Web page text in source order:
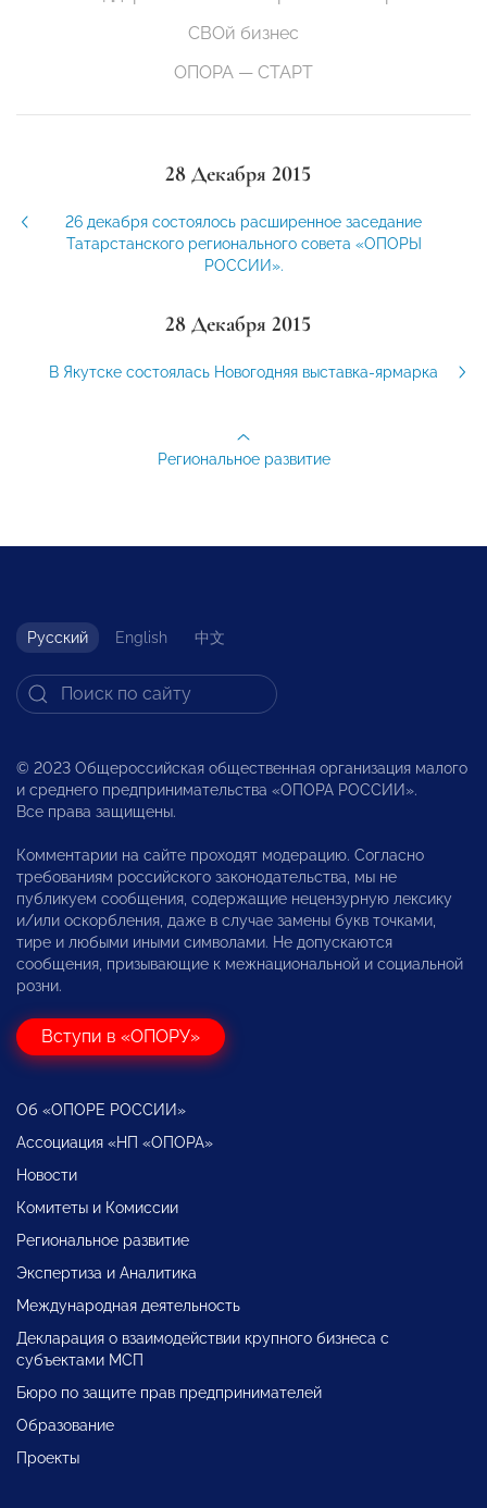
СВОй бизнес
ОПОРА — СТАРТ
28 Декабря 2015
26 декабря состоялось расширенное заседание
Татарстанского регионального совета «ОПОРЫ
РОССИИ».
28 Декабря 2015
В Якутске состоялась Новогодняя выставка-ярмарка
Региональное развитие
Русский English 中文
© 2023 Общероссийская общественная организация малого
и среднего предпринимательства «ОПОРА РОССИИ».
Все права защищены.
Комментарии на сайте проходят модерацию. Согласно
требованиям российского законодательства, мы не
публикуем сообщения, содержащие нецензурную лексику
и/или оскорбления, даже в случае замены букв точками,
тире и любыми иными символами. Не допускаются
сообщения, призывающие к межнациональной и социальной
розни.
Вступи в «ОПОРУ»
Об «ОПОРЕ РОССИИ»
Ассоциация «НП «ОПОРА»
Новости
Комитеты и Комиссии
Региональное развитие
Экспертиза и Аналитика
Международная деятельность
Декларация о взаимодействии крупного бизнеса с
субъектами МСП
Бюро по защите прав предпринимателей
Образование
Проекты